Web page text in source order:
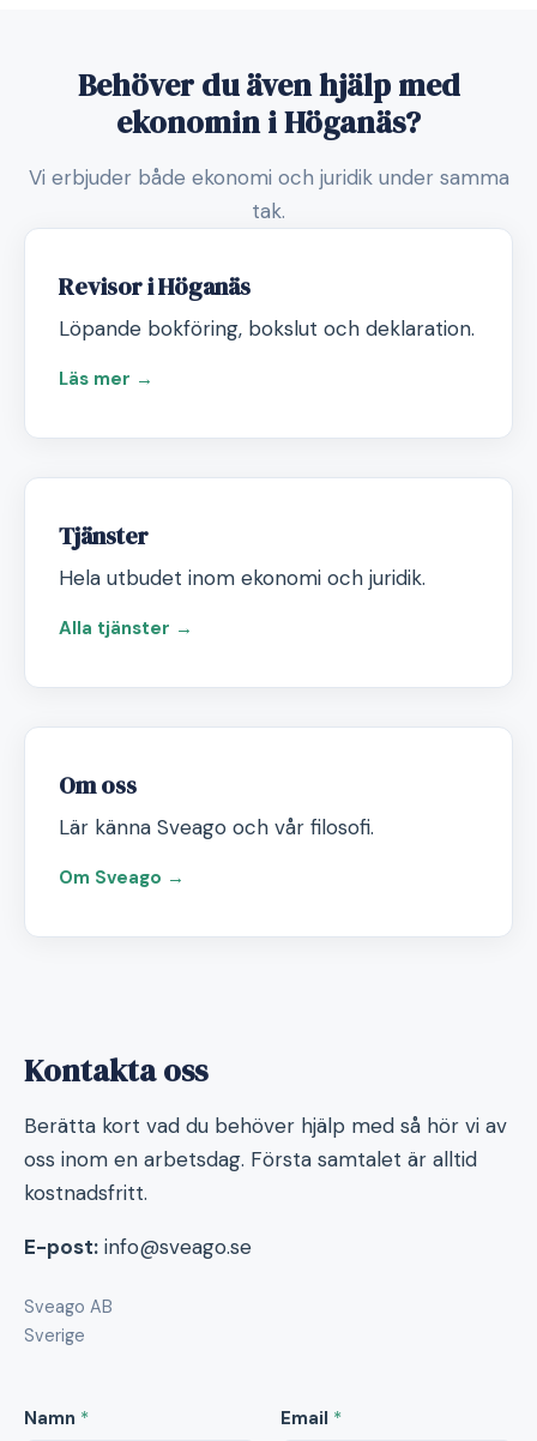
Behöver du även hjälp med
ekonomin i Höganäs?
Vi erbjuder både ekonomi och juridik under samma
tak.
Revisor i Höganäs
Löpande bokföring, bokslut och deklaration.
Läs mer →
Tjänster
Hela utbudet inom ekonomi och juridik.
Alla tjänster →
Om oss
Lär känna Sveago och vår filosofi.
Om Sveago →
Kontakta oss
Berätta kort vad du behöver hjälp med så hör vi av
oss inom en arbetsdag. Första samtalet är alltid
kostnadsfritt.
E-post: info@sveago.se
Sveago AB
Sverige
Namn * Email *